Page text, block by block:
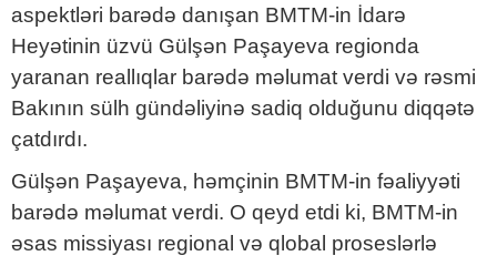
aspektləri barədə danışan BMTM-in İdarə
Heyətinin üzvü Gülşən Paşayeva regionda
yaranan reallıqlar barədə məlumat verdi və rəsmi
Bakının sülh gündəliyinə sadiq olduğunu diqqətə
çatdırdı.
Gülşən Paşayeva, həmçinin BMTM-in fəaliyyəti
barədə məlumat verdi. O qeyd etdi ki, BMTM-in
əsas missiyası regional və qlobal proseslərlə